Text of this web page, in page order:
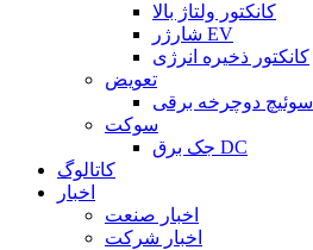
کانکتور ولتاژ بالا
شارژر EV
کانکتور ذخیره انرژی
تعویض
سوئیچ دوچرخه برقی
سوکت
جک برق DC
کاتالوگ
اخبار
اخبار صنعت
اخبار شرکت